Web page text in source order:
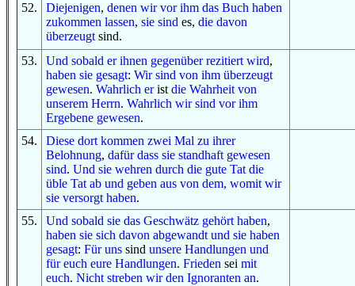
52. Diejenigen, denen wir vor ihm das Buch haben
zukommen lassen, sie sind es, die davon
überzeugt sind.
53. Und sobald er ihnen gegenüberrezitiert wird,
haben sie gesagt: Wir sind von ihm überzeugt
gewesen. Wahrlich erist die Wahrheit von
unserem Herrn. Wahrlich wir sind vor ihm
Ergebene gewesen.
54. Diese dort kommen zwei Mal zu ihrer
Belohnung, dafür dass sie standhaft gewesen
sind. Und sie wehren durch die gute Tat die
üble Tat ab und geben aus von dem, womit wir
sie versorgt haben.
55. Und sobald sie das Geschwätz gehört haben,
haben sie sich davon abgewandt und sie haben
gesagt: Für uns sind unsere Handlungen und
für euch eure Handlungen. Frieden sei mit
euch. Nicht streben wir den Ignoranten an.